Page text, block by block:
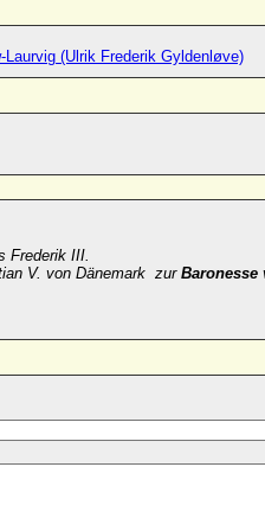
(Ulrik Frederik Gyldenløve)
Frederik III.
V. von Dänemark zurBaronesse